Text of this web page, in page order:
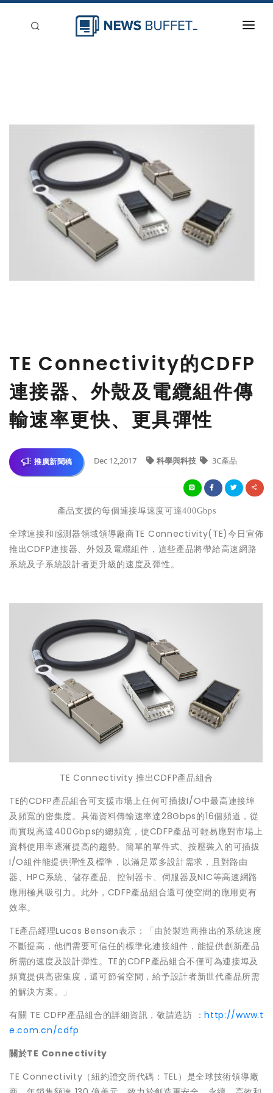
TE Connectivity的CDFP
連接器、外殼及電纜組件傳
輸速率更快、更具彈性
推廣新聞稿 Dec 12,2017 科學與科技 3C產品
產品支援的每個連接埠速度可達400Gbps
全球連接和感測器領域領導廠商TE Connectivity(TE)今日宣佈
推出CDFP連接器、外殼及電纜組件，這些產品將帶給高速網路
系統及子系統設計者更升級的速度及彈性。
TE Connectivity 推出CDFP產品組合
TE的CDFP產品組合可支援市場上任何可插拔I/O中最高連接埠
及頻寬的密集度。具備資料傳輸速率達28Gbps的16個頻道，從
而實現高達400Gbps的總頻寬，使CDFP產品可輕易應對市場上
資料使用率逐漸提高的趨勢。簡單的單件式、按壓裝入的可插拔
I/O組件能提供彈性及標準，以滿足眾多設計需求，且對路由
器、HPC系統、儲存產品、控制器卡、伺服器及NIC等高速網路
應用極具吸引力。此外，CDFP產品組合還可使空間的應用更有
效率。
TE產品經理Lucas Benson表示：「由於製造商推出的系統速度
不斷提高，他們需要可信任的標準化連接組件，能提供創新產品
所需的速度及設計彈性。TE的CDFP產品組合不僅可為連接埠及
頻寬提供高密集度，還可節省空間，給予設計者新世代產品所需
的解決方案。」
有關 TE CDFP產品組合的詳細資訊，敬請造訪 ：http://www.t
e.com.cn/cdfp
關於TE Connectivity
TE Connectivity（紐約證交所代碼：TEL）是全球技術領導廠